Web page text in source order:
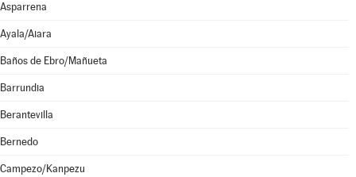
Asparrena
Ayala/Aiara
Baños de Ebro/Mañueta
Barrundia
Berantevilla
Bernedo
Campezo/Kanpezu